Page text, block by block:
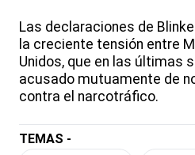
Las declaraciones de
la creciente tensión entre
Unidos, que en las últimas
acusado mutuamente de
contra el narcotráfico.
TEMAS -